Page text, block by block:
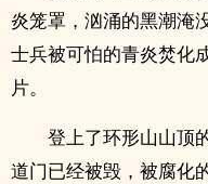
炎笼罩，汹涌的黑潮淹
士兵被可怕的青炎焚化
片。
登上了环形山山顶
道门已经被毁，被腐化